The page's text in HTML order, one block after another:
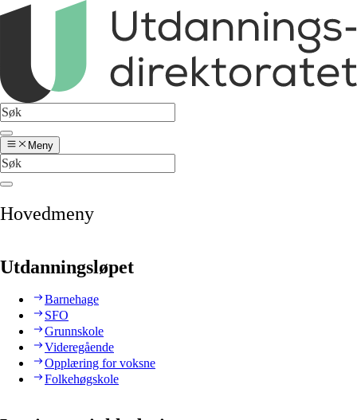
Meny
Hovedmeny
Utdanningsløpet
Barnehage
SFO
Grunnskole
Videregående
Opplæring for voksne
Folkehøgskole